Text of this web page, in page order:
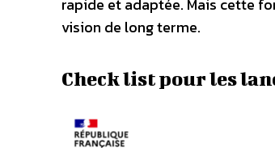
rapide et adaptée. Mais cette
vision de long terme.
Check list pour les